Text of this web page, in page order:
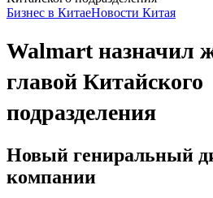
Бизнес в КитаеНовости Китая
Walmart назначил
главой Китайского
подразделения
Новый гениральный
компании